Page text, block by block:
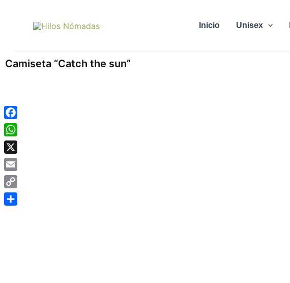
contenido
Inicio Unisex
Camiseta “Catch the sun”
Facebook
WhatsApp
X
Email
Copy
Link